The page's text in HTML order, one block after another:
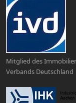
Mitglied des
Verbands Deutschland